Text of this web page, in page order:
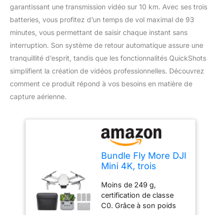
garantissant une transmission vidéo sur 10 km. Avec ses trois
batteries, vous profitez d’un temps de vol maximal de 93
minutes, vous permettant de saisir chaque instant sans
interruption. Son système de retour automatique assure une
tranquillité d’esprit, tandis que les fonctionnalités QuickShots
simplifient la création de vidéos professionnelles. Découvrez
comment ce produit répond à vos besoins en matière de
capture aérienne.
Bundle Fly More DJI
Mini 4K, trois
249 g
Moins de 249 g,
certification de classe
C0. Grâce à son poids